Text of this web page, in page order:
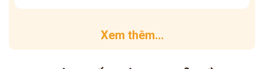
Xem thêm...